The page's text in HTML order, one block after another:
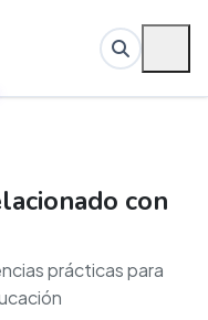
con
prácticas para